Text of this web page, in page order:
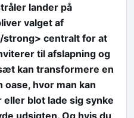
lander på
valget af
centralt for at
til afslapning og
kan transformere en
oase, hvor man kan
blot lade sig synke
udsigten. Og hvis du